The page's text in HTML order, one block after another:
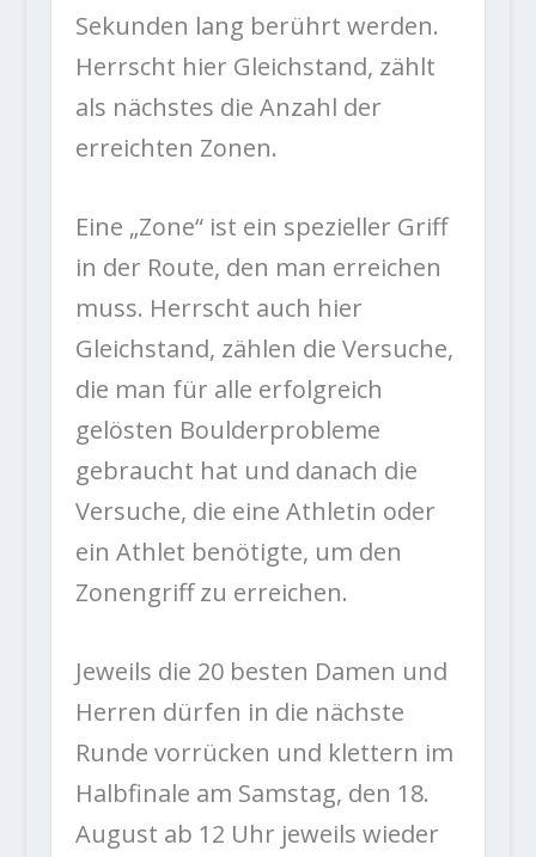
Sekunden lang berührt werden.
Herrscht hier Gleichstand, zählt
als nächstes die Anzahl der
erreichten Zonen.
Eine „Zone“ ist ein spezieller Griff
in der Route, den man erreichen
muss. Herrscht auch hier
Gleichstand, zählen die Versuche,
die man für alle erfolgreich
gelösten Boulderprobleme
gebraucht hat und danach die
Versuche, die eine Athletin oder
ein Athlet benötigte, um den
Zonengriff zu erreichen.
Jeweils die 20 besten Damen und
Herren dürfen in die nächste
Runde vorrücken und klettern im
Halbfinale am Samstag, den 18.
August ab 12 Uhr jeweils wieder